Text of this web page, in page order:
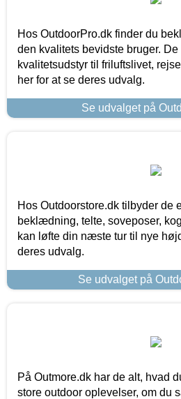
Hos OutdoorPro.dk finder du
den kvalitets bevidste bruger.
kvalitetsudstyr til friluftslivet,
her for at se deres udvalg.
Se udvalget på
Hos Outdoorstore.dk tilbyder de
beklædning, telte, soveposer,
kan løfte din næste tur til nye
deres udvalg.
Se udvalget på
På Outmore.dk har de alt, hvad
store outdoor oplevelser, om du